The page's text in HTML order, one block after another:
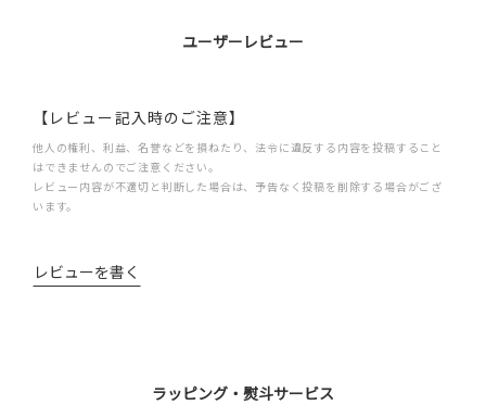
ユーザーレビュー
【レビュー記入時のご注意】
他人の権利、利益、名誉などを損ねたり、法令に違反する内容を投稿すること
はできませんのでご注意ください。
レビュー内容が不適切と判断した場合は、予告なく投稿を削除する場合がござ
います。
レビューを書く
ラッピング・熨斗サービス